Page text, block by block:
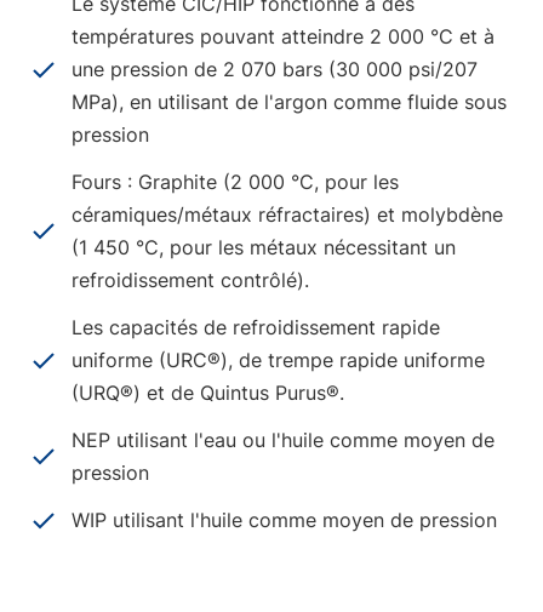
températures pouvant atteindre 2 000 °C et à
une pression de 2 070 bars (30 000 psi/207
MPa), en utilisant de l'argon comme fluide sous
pression
Fours : Graphite (2 000 °C, pour les
céramiques/métaux réfractaires) et molybdène
(1 450 °C, pour les métaux nécessitant un
refroidissement contrôlé).
Les capacités de refroidissement rapide
uniforme (URC®), de trempe rapide uniforme
(URQ®) et de Quintus Purus®.
NEP utilisant l'eau ou l'huile comme moyen de
pression
WIP utilisant l'huile comme moyen de pression